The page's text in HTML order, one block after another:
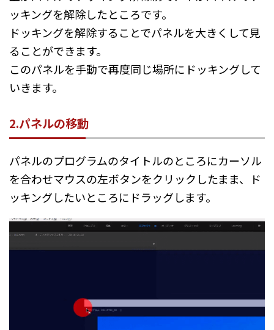
ッキングを解除したところです。
ドッキングを解除することでパネルを大きくして見
ることができます。
このパネルを手動で再度同じ場所にドッキングして
いきます。
2.パネルの移動
パネルのプログラムのタイトルのところにカーソル
を合わせマウスの左ボタンをクリックしたまま、ド
ッキングしたいところにドラッグします。